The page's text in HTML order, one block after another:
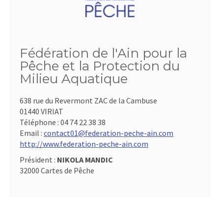
Fédération de l'Ain pour la
Pêche et la Protection du
Milieu Aquatique
638 rue du Revermont ZAC de la Cambuse
01440 VIRIAT
Téléphone : 04 74 22 38 38
Email : contact01@federation-peche-ain.com
http://www.federation-peche-ain.com
Président : NIKOLA MANDIC
32000 Cartes de Pêche